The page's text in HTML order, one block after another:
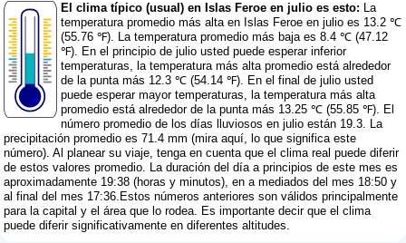
El clima típico (usual) en Islas Feroe en julio es esto: La
temperatura promedio más alta en Islas Feroe en julio es 13.2 ℃
(55.76 ℉). La temperatura promedio más baja es 8.4 ℃ (47.12
℉). En el principio de julio usted puede esperar inferior
temperaturas, la temperatura más alta promedio está alrededor
de la punta más 12.3 ℃ (54.14 ℉). En el final de julio usted
puede esperar mayor temperaturas, la temperatura más alta
promedio está alrededor de la punta más 13.25 ℃ (55.85 ℉). El
número promedio de los días lluviosos en julio están 19.3. La
precipitación promedio es 71.4 mm (mira aquí, lo que significa este
número). Al planear su viaje, tenga en cuenta que el clima real puede diferir
de estos valores promedio. La duración del día a principios de este mes es
aproximadamente 19:38 (horas y minutos), en a mediados del mes 18:50 y
al final del mes 17:36.Estos números anteriores son válidos principalmente
para la capital y el área que lo rodea. Es importante decir que el clima
puede diferir significativamente en diferentes altitudes.